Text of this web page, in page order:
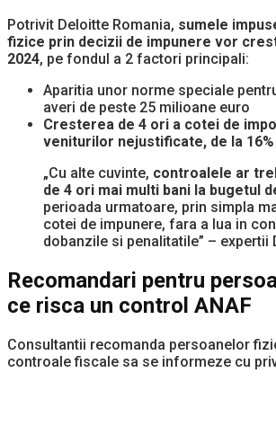
Potrivit Deloitte Romania, sumele
fizice prin decizii de impunere vor
2024, pe fondul a 2 factori principali:
Aparitia unor norme speciale
averi de peste 25 milioane euro
Cresterea de 4 ori a cotei de
veniturilor nejustificate, de la 16%
„Cu alte cuvinte, controalele ar
de 4 ori mai multi bani la bugetul
perioada urmatoare, prin simpla
cotei de impunere, fara a lua in
dobanzile si penalitatile” – expertii
Recomandari pentru
ce risca un control ANAF
Consultantii recomanda persoanelor
controale fiscale sa se informeze cu